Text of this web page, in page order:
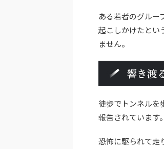
ある若者のグルー
起こしかけたとい
ません。
響き渡
徒歩でトンネルを
報告されています
恐怖に駆られて走